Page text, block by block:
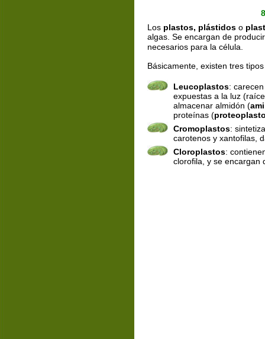
Los plastos, plástidos o
algas. Se encargan de
necesarios para la célula.
Básicamente, existen tres
Leucoplastos:
expuestas a la luz
almacenar almidón (
proteínas (
Cromoplastos:
carotenos y xantofilas,
Cloroplastos:
clorofila, y se encargan